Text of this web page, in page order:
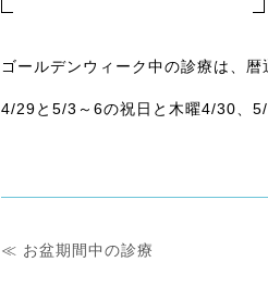
ゴールデンウィーク中の診療は、暦
4/29と5/3～6の祝日と木曜4/30、5/
≪ お盆期間中の診療